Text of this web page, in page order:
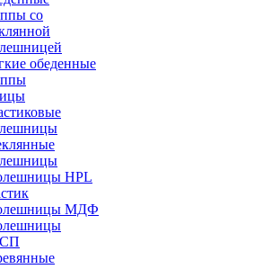
со
обеденные
HPL
МДФ